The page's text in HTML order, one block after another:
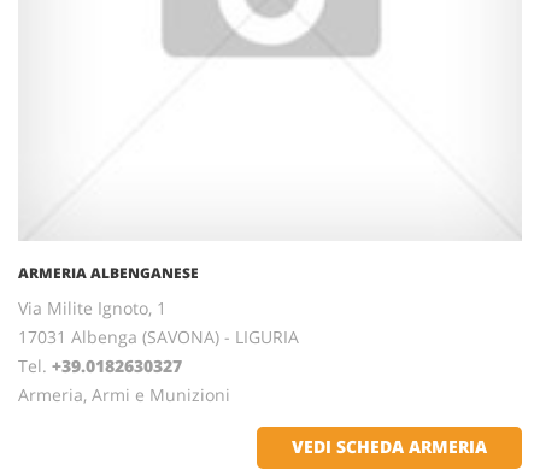
ARMERIA ALBENGANESE
Via Milite Ignoto, 1
17031 Albenga (SAVONA) - LIGURIA
Tel. +39.0182630327
Armeria, Armi e Munizioni
VEDI SCHEDA ARMERIA